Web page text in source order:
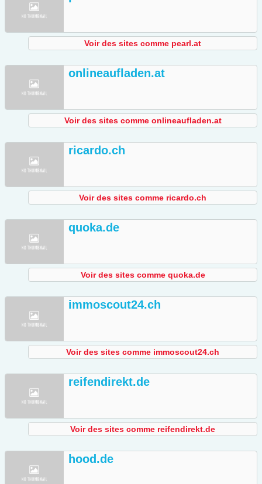
Voir des sites comme pearl.at
onlineaufladen.at
Voir des sites comme onlineaufladen.at
ricardo.ch
Voir des sites comme ricardo.ch
quoka.de
Voir des sites comme quoka.de
immoscout24.ch
Voir des sites comme immoscout24.ch
reifendirekt.de
Voir des sites comme reifendirekt.de
hood.de